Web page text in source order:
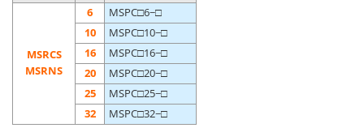
MSRCS
MSRNS
6
MSPC□6−□
10
MSPC□10−□
16
MSPC□16−□
20
MSPC□20−□
25
MSPC□25−□
32
MSPC□32−□